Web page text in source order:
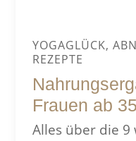
YOGAGLÜCK,
REZEPTE
Frauen ab 35
Alles über die 9